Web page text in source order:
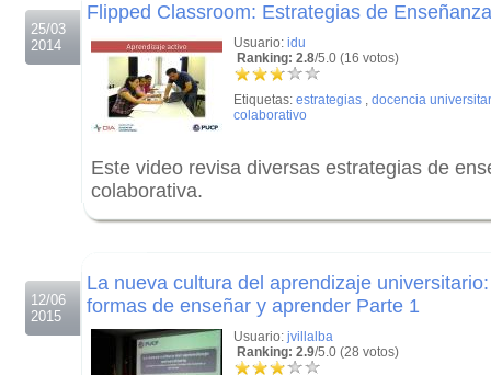
25/03
2014
Flipped Classroom: Estrategias de
Usuario: idu
Ranking: 2.8/5.0 (16 votos)
Etiquetas: estrategias , docencia
colaborativo
Este video revisa diversas estrategias de
colaborativa.
12/06
2015
La nueva cultura del aprendizaje
formas de enseñar y aprender Parte 1
Usuario: jvillalba
Ranking: 2.9/5.0 (28 votos)